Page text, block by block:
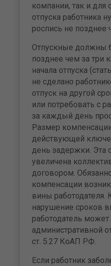
компании, так и для
отпуска работника
роспись не позднее
Отпускные должны
позднее чем за три
начала отпуска
не сделано
отпуск на другой
или потребовать с
за каждый день
Размер
действующей
день задержки.
увеличена
договором.
компенсации
вины работодателя.
нарушение сроков
работодатель
административной
ст. 5.27 КоАП РФ.
Если работник